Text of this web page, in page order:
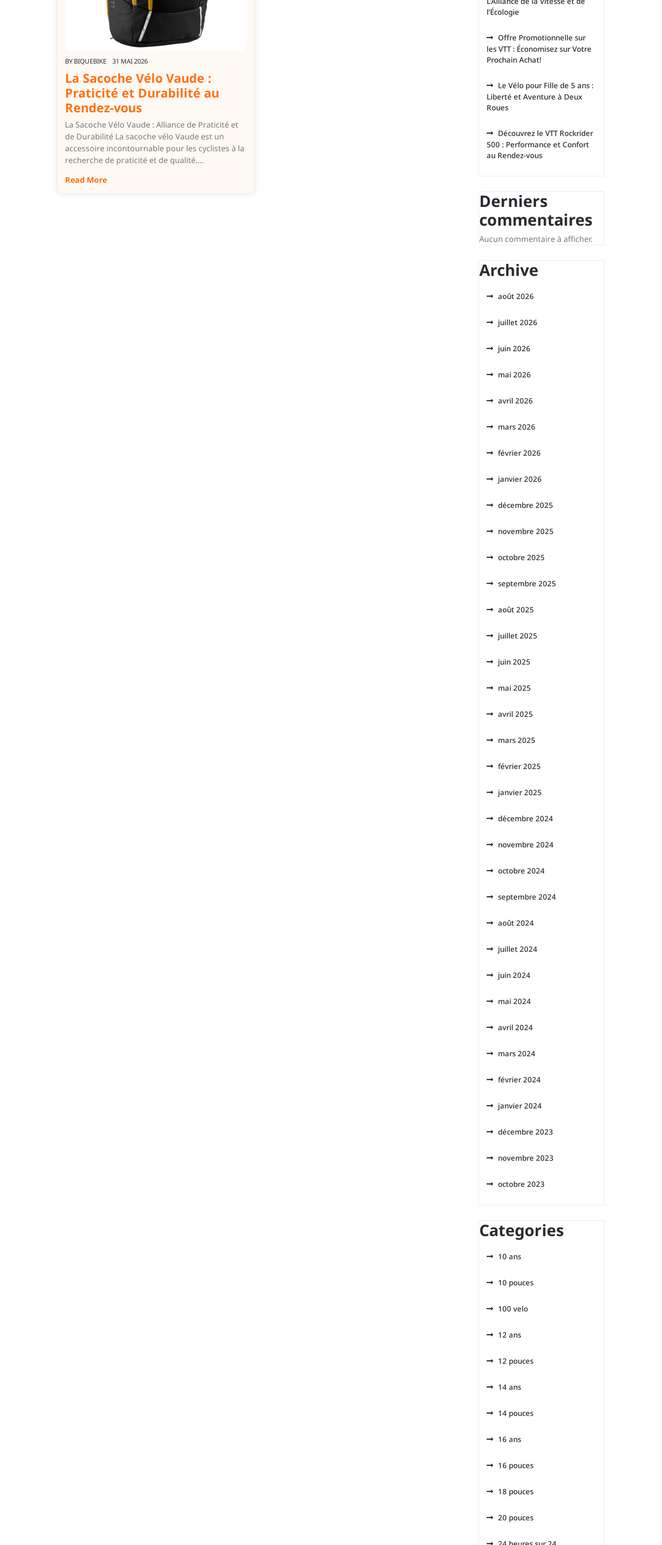
BY BIQUEBIKE 31 MAI 2026
La Sacoche Vélo Vaude :
Praticité et Durabilité au
Rendez-vous
La Sacoche Vélo Vaude : Alliance de Praticité et
de Durabilité La sacoche vélo Vaude est un
accessoire incontournable pour les cyclistes à la
recherche de praticité et de qualité.…
Read More
l’Écologie
Offre Promotionnelle sur
les VTT : Économisez sur Votre
Prochain Achat!
Le Vélo pour Fille de 5 ans :
Liberté et Aventure à Deux
Roues
Découvrez le VTT Rockrider
500 : Performance et Confort
au Rendez-vous
Derniers
commentaires
Aucun commentaire à afficher.
Archive
août 2026
juillet 2026
juin 2026
mai 2026
avril 2026
mars 2026
février 2026
janvier 2026
décembre 2025
novembre 2025
octobre 2025
septembre 2025
août 2025
juillet 2025
juin 2025
mai 2025
avril 2025
mars 2025
février 2025
janvier 2025
décembre 2024
novembre 2024
octobre 2024
septembre 2024
août 2024
juillet 2024
juin 2024
mai 2024
avril 2024
mars 2024
février 2024
janvier 2024
décembre 2023
novembre 2023
octobre 2023
Categories
10 ans
10 pouces
100 velo
12 ans
12 pouces
14 ans
14 pouces
16 ans
16 pouces
18 pouces
20 pouces